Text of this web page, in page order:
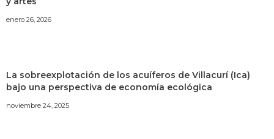
enero 26, 2026
La sobreexplotación de los acuíferos de Villacurí (Ica)
bajo una perspectiva de economía ecológica
noviembre 24, 2025